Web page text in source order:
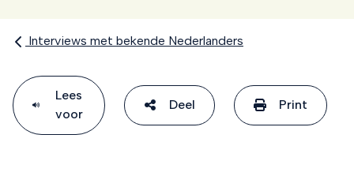
Interviews met bekende Nederlanders
Lees
voor
Deel Print